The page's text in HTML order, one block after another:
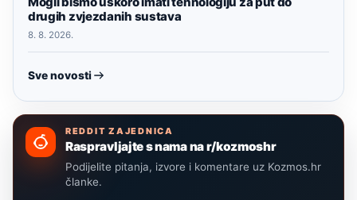
drugih zvjezdanih sustava
8. 8. 2026.
Sve novosti
REDDIT ZAJEDNICA
Raspravljajte s nama na r/kozmoshr
Podijelite pitanja, izvore i komentare uz Kozmos.hr
članke.